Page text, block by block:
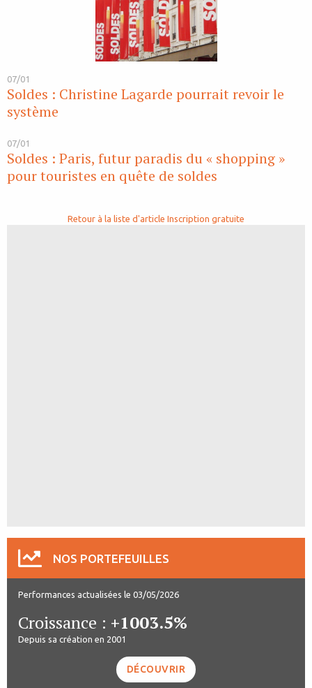
07/01
Soldes : Christine Lagarde pourrait revoir le
système
07/01
Soldes : Paris, futur paradis du « shopping »
pour touristes en quête de soldes
Retour à la liste d'article Inscription gratuite
NOS PORTEFEUILLES
Performances actualisées le 03/05/2026
Croissance : +1003.5%
Depuis sa création en 2001
DÉCOUVRIR